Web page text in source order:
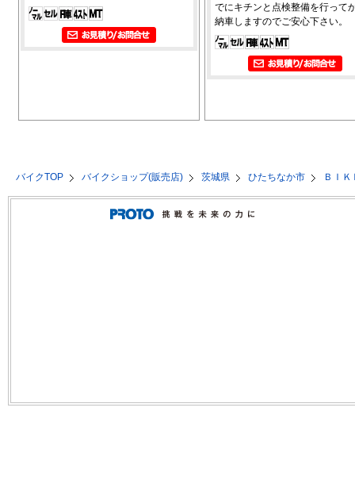
でにキチンと点検整備を行って
納車しますのでご安心下さい。
バイクTOP バイクショップ(販売店) 茨城県 ひたちなか市 ＢＩ